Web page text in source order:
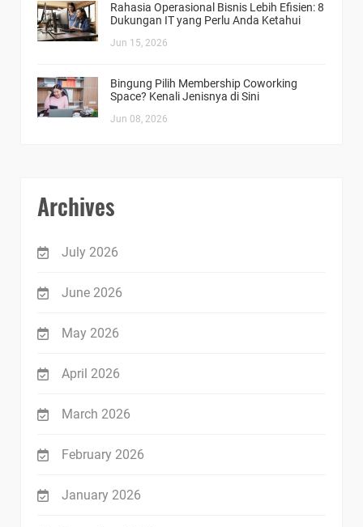
Rahasia Operasional Bisnis Lebih Efisien: 8
Dukungan IT yang Perlu Anda Ketahui
Jun 15, 2026
Bingung Pilih Membership Coworking
Space? Kenali Jenisnya di Sini
Jun 08, 2026
Archives
July 2026
June 2026
May 2026
April 2026
March 2026
February 2026
January 2026